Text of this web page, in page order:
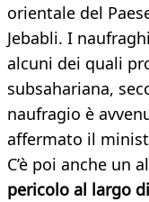
orientale del
Jebabli. I
alcuni dei quali
subsahariana,
naufragio è
affermato il
C’è poi anche un
pericolo al largo